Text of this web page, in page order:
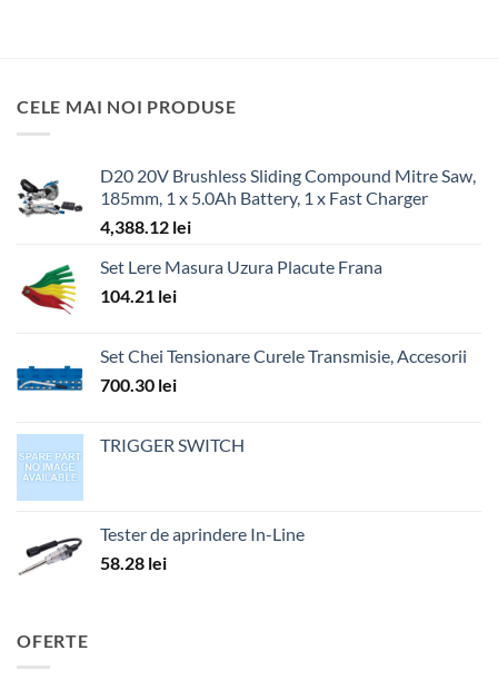
CELE MAI NOI PRODUSE
D20 20V Brushless Sliding Compound Mitre Saw,
185mm, 1 x 5.0Ah Battery, 1 x Fast Charger
4,388.12 lei
Set Lere Masura Uzura Placute Frana
104.21 lei
Set Chei Tensionare Curele Transmisie, Accesorii
700.30 lei
TRIGGER SWITCH
Tester de aprindere In-Line
58.28 lei
OFERTE